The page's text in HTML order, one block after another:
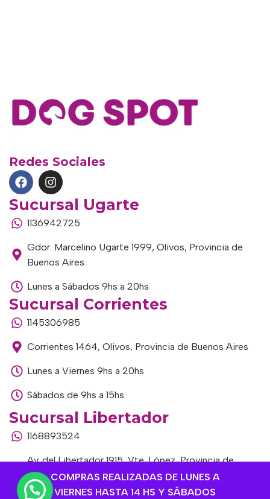
COMPRAS REALIZADAS DE LUNES A
VIERNES HASTA 14 HS Y SÁBADOS
Redes Sociales
Sucursal Ugarte
1136942725
Gdor. Marcelino Ugarte 1999, Olivos, Provincia de
Buenos Aires
Lunes a Sábados 9hs a 20hs
Sucursal Corrientes
1145306985
Corrientes 1464, Olivos, Provincia de Buenos Aires
Lunes a Viernes 9hs a 20hs
Sábados de 9hs a 15hs
Sucursal Libertador
1168893524
Av. del Libertador 1915, Vte. López, Provincia de
Buenos Aires